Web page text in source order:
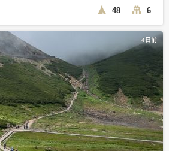
48 6
4日前